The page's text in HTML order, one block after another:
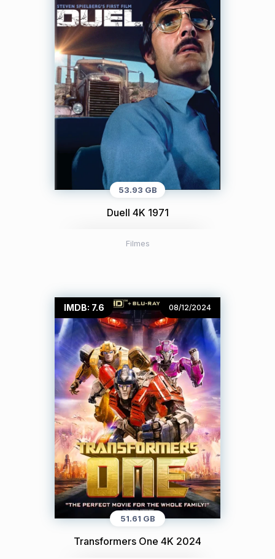
53.93 GB
Duell 4K 1971
Filmes
IMDB: 7.6 08/12/2024
51.61 GB
Transformers One 4K 2024